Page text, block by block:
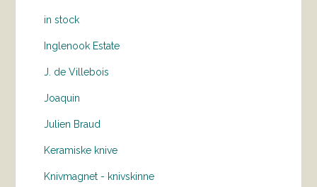
in stock
Inglenook Estate
J. de Villebois
Joaquin
Julien Braud
Keramiske knive
Knivmagnet - knivskinne